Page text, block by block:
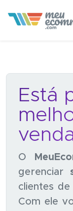
Está
O
gerenciar
clientes
Com ele